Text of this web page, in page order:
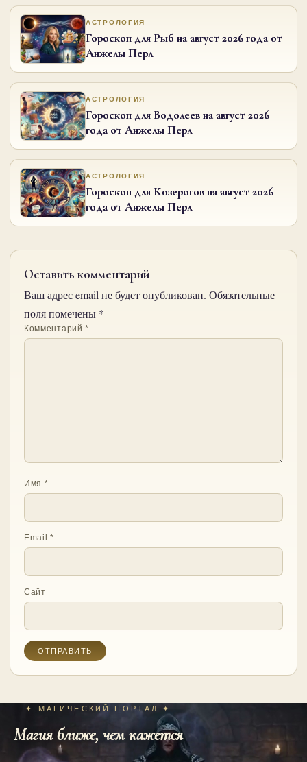
АСТРОЛОГИЯ
Гороскоп для Рыб на август 2026 года от
Анжелы Перл
АСТРОЛОГИЯ
Гороскоп для Водолеев на август 2026
года от Анжелы Перл
АСТРОЛОГИЯ
Гороскоп для Козерогов на август 2026
года от Анжелы Перл
Оставить комментарий
Ваш адрес email не будет опубликован. Обязательные
поля помечены *
Комментарий*
Имя *
Email*
Сайт
✦ МАГИЧЕСКИЙ ПОРТАЛ ✦
Магия ближе, чем кажется